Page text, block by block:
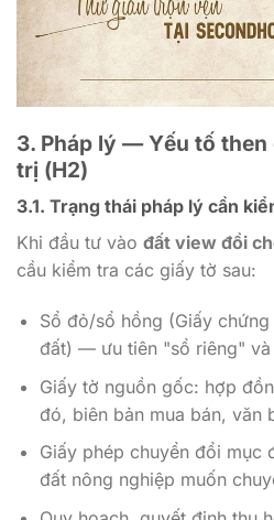
3. Pháp lý — Yếu tố
trị (H2)
3.1. Trạng thái pháp lý cần
Khi đầu tư vào đất view đồi
cầu kiểm tra các giấy tờ sau:
Sổ đỏ/sổ hồng (Giấy
đất) — ưu tiên "sổ riêng" và
Giấy tờ nguồn gốc: hợp
đó, biên bản mua bán, văn
Giấy phép chuyển đổi mục
đất nông nghiệp muốn